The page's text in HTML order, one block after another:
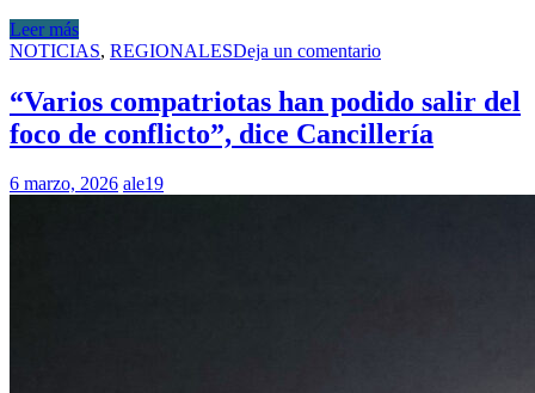
Leer más
NOTICIAS, REGIONALESDeja un comentario
“Varios compatriotas han podido salir del
foco de conflicto”, dice Cancillería
6 marzo, 2026 ale19